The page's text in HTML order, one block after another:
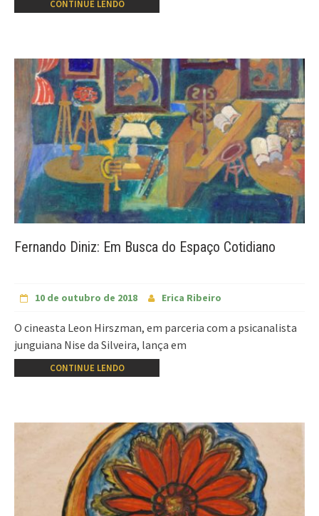
CONTINUE LENDO
Fernando Diniz: Em Busca do Espaço Cotidiano
10 de outubro de 2018 Erica Ribeiro
O cineasta Leon Hirszman, em parceria com a psicanalista
junguiana Nise da Silveira, lança em
CONTINUE LENDO